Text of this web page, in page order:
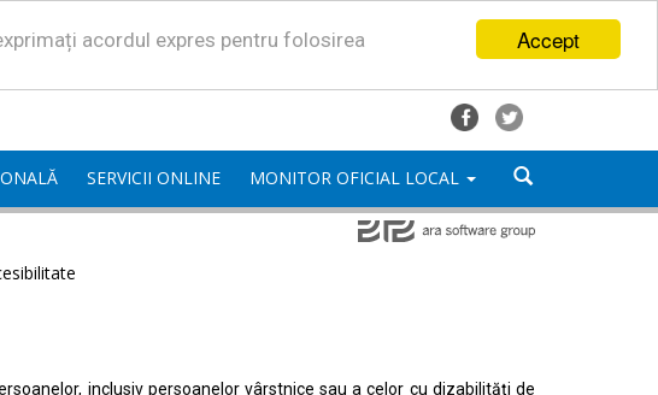
Accept
acordul expres pentru folosirea
SERVICII ONLINE MONITOR OFICIAL LOCAL
inclusiv persoanelor vârstnice sau a celor cu dizabilităţi de